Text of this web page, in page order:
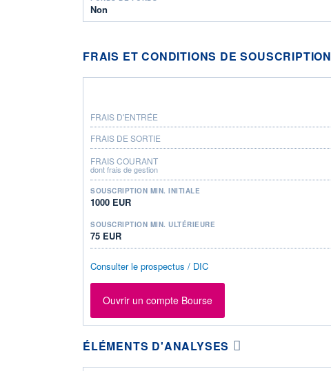
Non
FRAIS ET CONDITIONS DE SOUSCRIPTION
FRAIS D'ENTRÉE
FRAIS DE SORTIE
FRAIS COURANT
dont frais de gestion
SOUSCRIPTION MIN. INITIALE
1000 EUR
SOUSCRIPTION MIN. ULTÉRIEURE
75 EUR
Consulter le prospectus / DIC
Ouvrir un compte Bourse
ÉLÉMENTS D'ANALYSES